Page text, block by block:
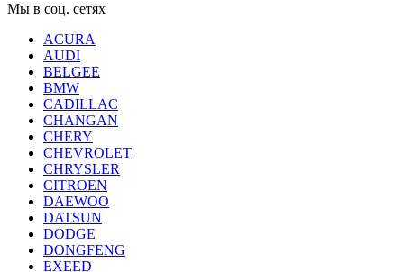
Мы в соц. сетях
ACURA
AUDI
BELGEE
BMW
CADILLAC
CHANGAN
CHERY
CHEVROLET
CHRYSLER
CITROEN
DAEWOO
DATSUN
DODGE
DONGFENG
EXEED